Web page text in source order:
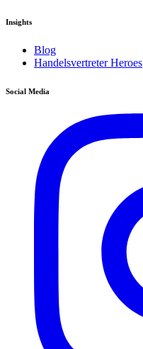
Insights
Blog
Handelsvertreter Heroes
Social Media